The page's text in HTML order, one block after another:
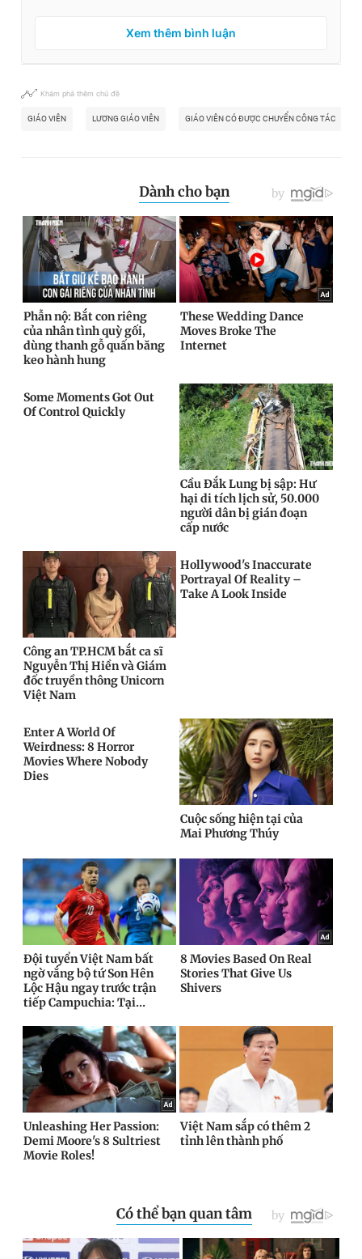
Xem thêm bình luận
Khám phá thêm chủ đề
GIÁO VIÊN LƯƠNG GIÁO VIÊN GIÁO VIÊN CÓ ĐƯỢC CHUYỂN CÔNG TÁC